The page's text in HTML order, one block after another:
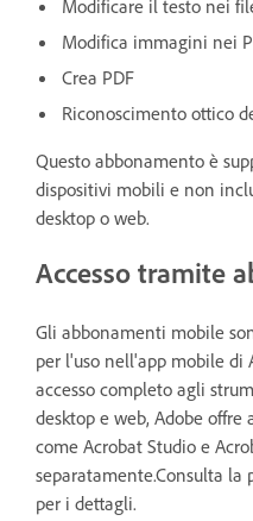
Modificare il testo nei
Modifica immagini nei
Crea PDF
Riconoscimento ottico
Questo abbonamento è
dispositivi mobili e non
desktop o web.
Accesso tramite
Gli abbonamenti mobile
per l'uso nell'app mobile di
accesso completo agli
desktop e web, Adobe
come Acrobat Studio e
separatamente.Consulta la
per i dettagli.